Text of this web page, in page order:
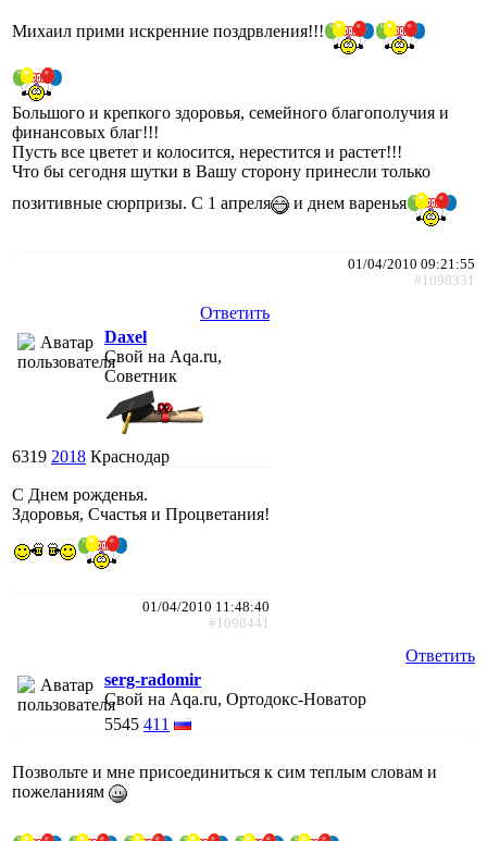
Михаил прими искренние поздрвления!!!
Большого и крепкого здоровья, семейного благополучия и
финансовых благ!!!
Пусть все цветет и колосится, нерестится и растет!!!
Что бы сегодня шутки в Вашу сторону принесли только
позитивные сюрпризы. С 1 апреля
и днем варенья
01/04/2010 09:21:55
#1098331
Ответить
Daxel
Свой на Aqa.ru,
Советник
6319 2018 Краснодар
С Днем рожденья.
Здоровья, Счастья и Процветания!
01/04/2010 11:48:40
#1098441
Ответить
serg-radomir
Свой на Aqa.ru, Ортодокс-Новатор
5545 411
Позвольте и мне присоединиться к сим теплым словам и
пожеланиям